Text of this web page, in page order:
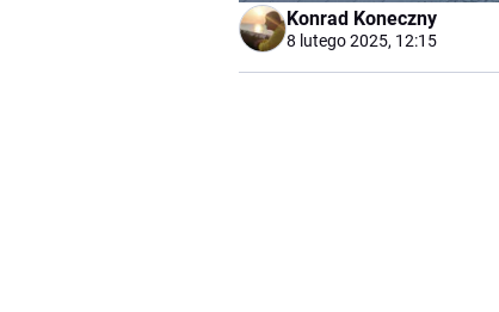
Konrad Koneczny
8 lutego 2025, 12:15